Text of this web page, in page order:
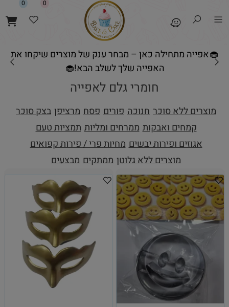
🧁אפייה מתחילה כאן – מבחר ענק של מוצרים שיקחו את
האפייה שלך לשלב הבא!🧁
0 0
חומרי גלם לאפייה
מוצרים ללא סוכר חנוכה פורים פסח מרציפן בצק סוכר
קמחים ואבקות ממרחים ומליות תמציות טעם
אגוזים ופירות יבשים מחיות פרי / פירות קפואים
מוצרים ללא גלוטן ממתקים מבצעים